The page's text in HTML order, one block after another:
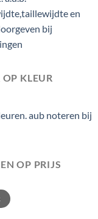
en
bij
OP KLEUR
aub noteren bij
OP PRIJS